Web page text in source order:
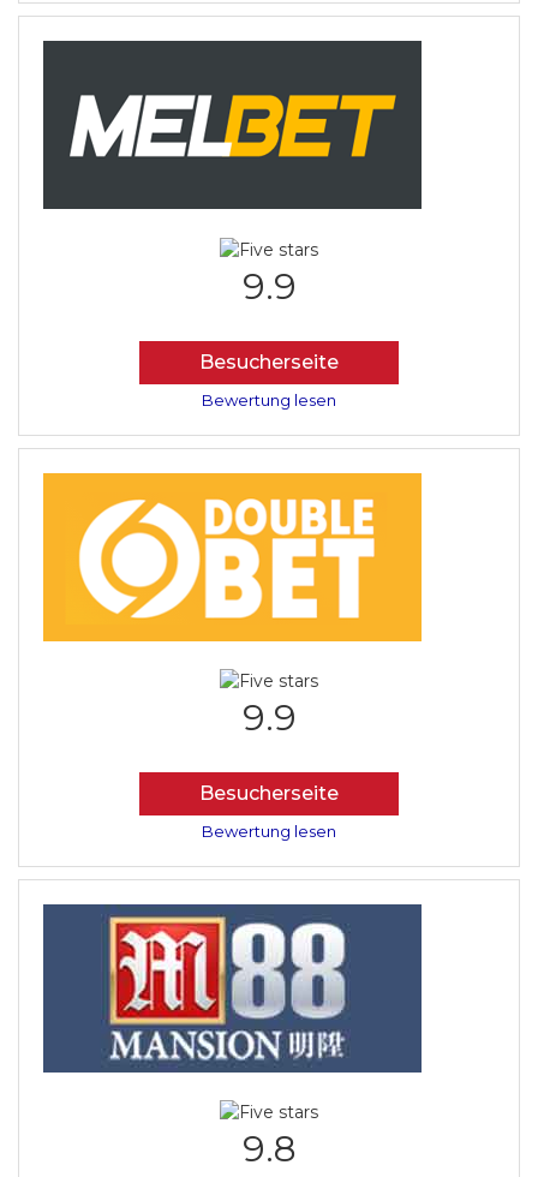
9.9
Besucherseite
Bewertung lesen
9.9
Besucherseite
Bewertung lesen
9.8